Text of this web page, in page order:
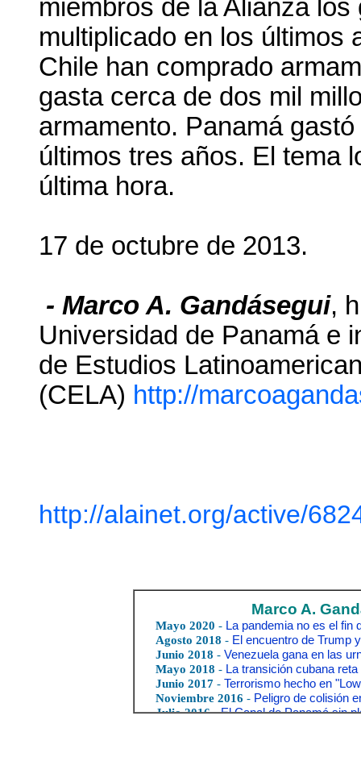
miembros de la Alianza
multiplicado en los últimos
Chile han comprado
gasta cerca de dos mil
armamento. Panamá
últimos tres años. El tema
última hora.
17 de octubre de 2013.
- Marco A. Gandásegui,
Universidad de Panamá e
de Estudios
(CELA) http://
http://alainet.org/active/